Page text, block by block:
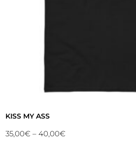
KISS MY ASS
35,00€ – 40,00€